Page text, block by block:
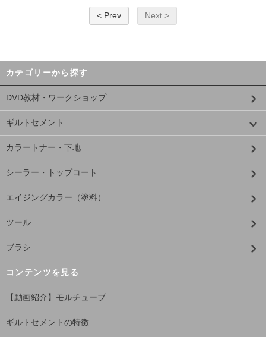
< Prev Next >
カテゴリーから探す
DVD教材・ワークショップ
ギルトセメント
カラートナー・下地
シーラー・トップコート
エイジングカラー（塗料）
ツール
ブラシ
コンテンツを見る
【動画紹介】モルチューブ
ギルトセメントの特徴